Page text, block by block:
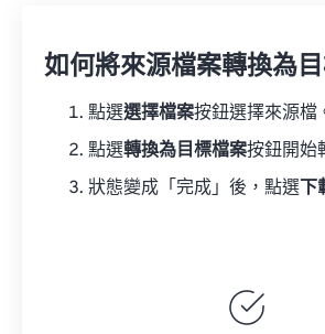
如何將來源檔案轉換為
點選選擇檔案按鈕選擇來源檔
點選轉換為目標檔案按鈕開始
狀態變成「完成」後，點選